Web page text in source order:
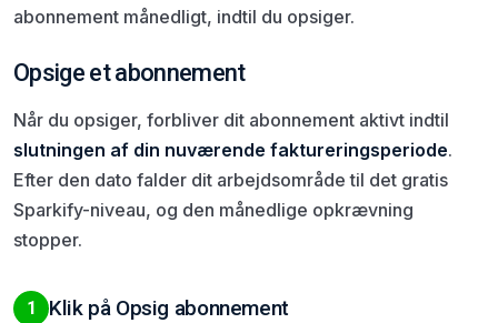
abonnement månedligt, indtil du opsiger.
Opsige et abonnement
Når du opsiger, forbliver dit abonnement aktivt indtil
slutningen af din nuværende faktureringsperiode.
Efter den dato falder dit arbejdsområde til det gratis
Sparkify-niveau, og den månedlige opkrævning
stopper.
1 Klik på Opsig abonnement